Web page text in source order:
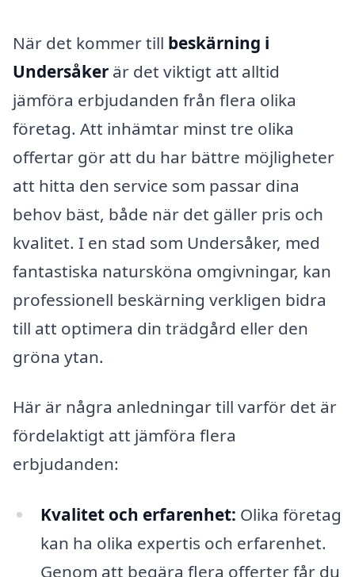
När det kommer till beskärning i
Undersåker är det viktigt att alltid
jämföra erbjudanden från flera olika
företag. Att inhämtar minst tre olika
offertar gör att du har bättre möjligheter
att hitta den service som passar dina
behov bäst, både när det gäller pris och
kvalitet. I en stad som Undersåker, med
fantastiska natursköna omgivningar, kan
professionell beskärning verkligen bidra
till att optimera din trädgård eller den
gröna ytan.
Här är några anledningar till varför det är
fördelaktigt att jämföra flera
erbjudanden:
Kvalitet och erfarenhet: Olika företag
kan ha olika expertis och erfarenhet.
Genom att begära flera offerter får du